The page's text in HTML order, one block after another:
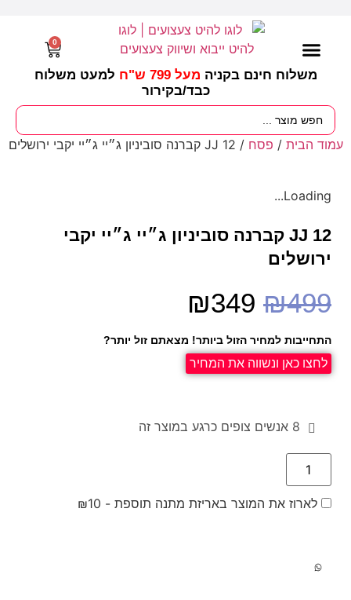
משלוח חינם בקניה מעל 799 ש"ח
למעט משלוח
כבד/בקירור
0
עמוד הבית / פסח / JJ 12 קברנה סוביניון ג״יי ג״יי יקבי ירושלים
Loading...
JJ 12 קברנה סוביניון ג״יי ג״יי יקבי
ירושלים
₪499
₪349
התחייבות למחיר הזול ביותר! מצאתם זול יותר?
לחצו כאן ונשווה את המחיר
8 אנשים צופים כרגע במוצר זה
לארוז את המוצר באריזת מתנה תוספת - ₪10